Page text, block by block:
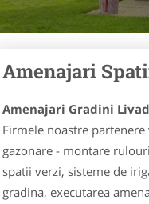
Amenajari
Amenajari Gradini
Firmele noastre
gazonare - montare
spatii verzi, sisteme de
gradina, executarea